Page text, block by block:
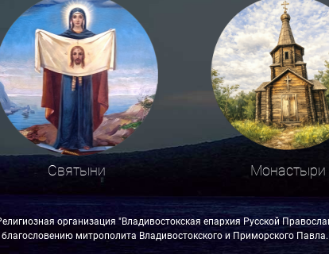
Святыни Монастыри
организация "Владивостокская епархия Русской
митрополита Владивостокского и Приморского Павла.